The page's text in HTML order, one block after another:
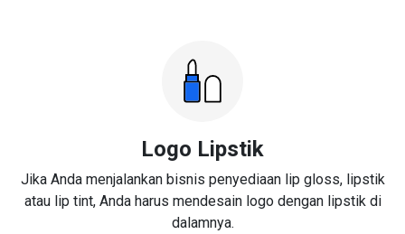
Logo Lipstik
Jika Anda menjalankan bisnis penyediaan lip gloss, lipstik
atau lip tint, Anda harus mendesain logo dengan lipstik di
dalamnya.